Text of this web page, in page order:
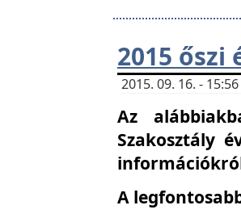
2015 őszi
2015. 09. 16. -
Az
Szakosztály
A